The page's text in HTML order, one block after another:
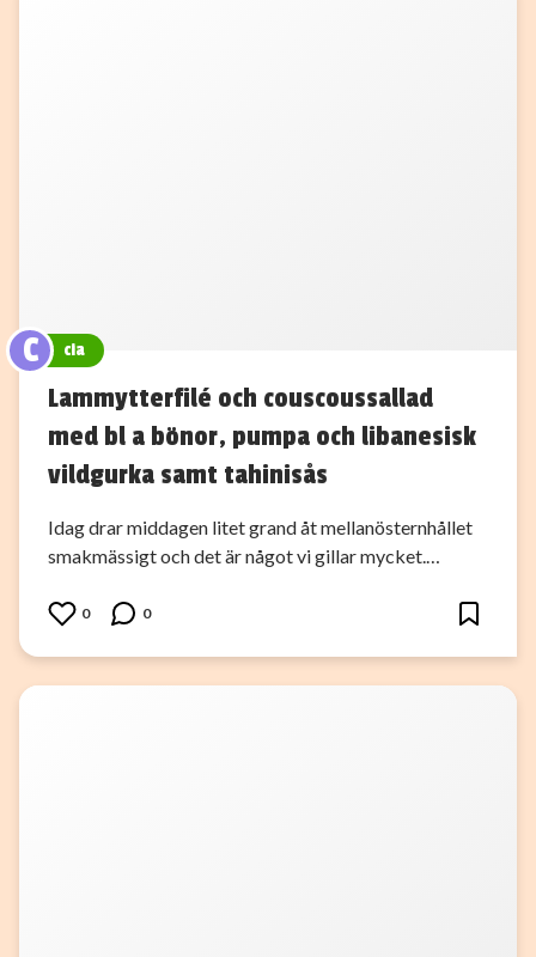
C cia
Lammytterfilé och couscoussallad
med bl a bönor, pumpa och libanesisk
vildgurka samt tahinisås
Idag drar middagen litet grand åt mellanösternhållet
smakmässigt och det är något vi gillar mycket.…
0 0